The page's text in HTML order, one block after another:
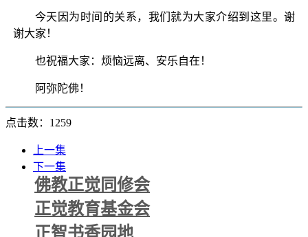
今天因为时间的关系，我们就为大家介绍到这里。谢
谢大家！
也祝福大家：烦恼远离、安乐自在！
阿弥陀佛！
点击数：1259
上一集
下一集
佛教正觉同修会
正觉教育基金会
正智书香园地